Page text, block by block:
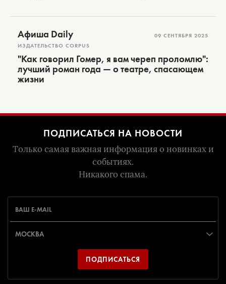
Афиша Daily
ИЗДАТЕЛЬСТВО CORPUS
09 СЕНТЯБРЯ 2025
"Как говорил Гомер, я вам череп проломлю":
лучший роман года — о театре, спасающем
жизни
ПОДПИСАТЬСЯ НА НОВОСТИ
Только самая важная информация о новинках и
событиях.
Никакого спама.
ПОДПИСАТЬСЯ